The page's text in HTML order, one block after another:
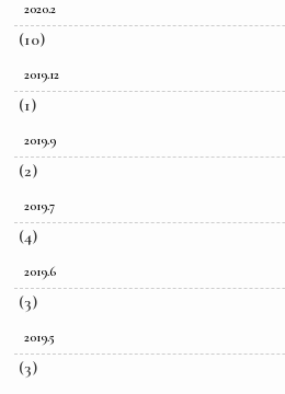
2020.2
(10)
2019.12
(1)
2019.9
(2)
2019.7
(4)
2019.6
(3)
2019.5
(3)